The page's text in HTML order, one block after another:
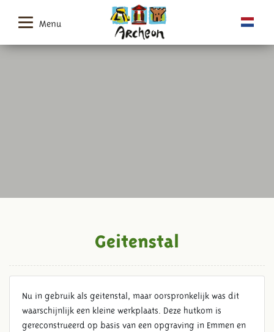
Menu
GEITENSTAL
Geitenstal
Nu in gebruik als geitenstal, maar oorspronkelijk was dit
waarschijnlijk een kleine werkplaats. Deze hutkom is
gereconstrueerd op basis van een opgraving in Emmen en